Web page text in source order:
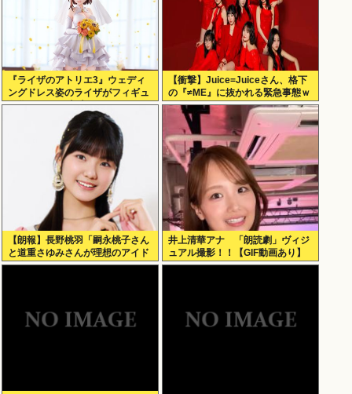
『ライザのアトリエ3』ウェディ
ングドレス姿のライザがフィギュ
ア化キタ───(ﾟ∀ﾟ)───!!!!!
【衝撃】Juice=Juiceさん、格下
の『≠ME』に抜かれる緊急事態ｗ
ｗｗｗｗｗｗｗｗｗｗｗ
【朗報】長野桃羽「嗣永桃子さん
と道重さゆみさんが理想のアイド
ル像」
井上清華アナ 「朗読劇」ヴィジ
ュアル撮影！！【GIF動画あり】